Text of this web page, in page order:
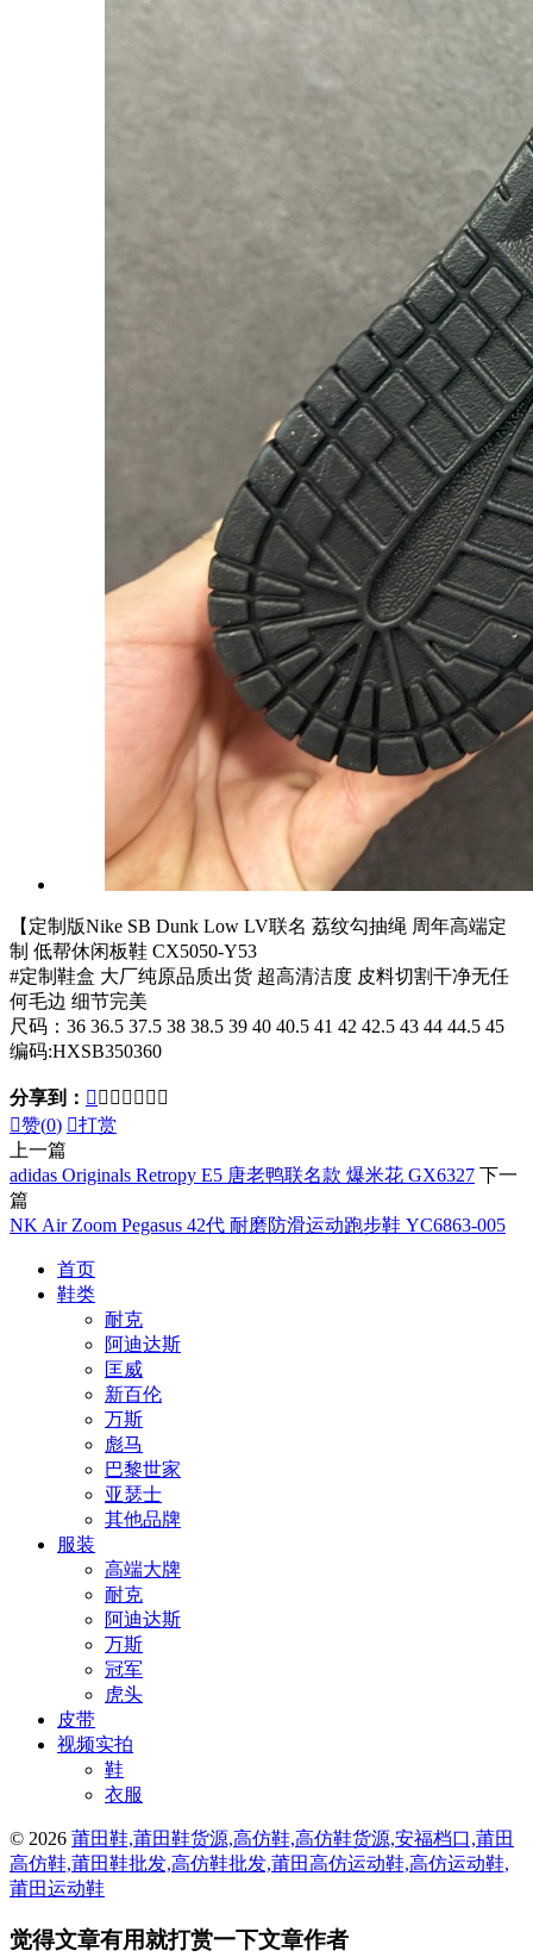
【定制版Nike SB Dunk Low LV联名 荔纹勾抽绳 周年高端定
制 低帮休闲板鞋 CX5050-Y53
#定制鞋盒 大厂纯原品质出货 超高清洁度 皮料切割干净无任
何毛边 细节完美
尺码：36 36.5 37.5 38 38.5 39 40 40.5 41 42 42.5 43 44 44.5 45
编码:HXSB350360
分享到：       
赞(0) 打赏
上一篇
adidas Originals Retropy E5 唐老鸭联名款 爆米花 GX6327 下一
篇
NK Air Zoom Pegasus 42代 耐磨防滑运动跑步鞋 YC6863-005
首页
鞋类
耐克
阿迪达斯
匡威
新百伦
万斯
彪马
巴黎世家
亚瑟士
其他品牌
服装
高端大牌
耐克
阿迪达斯
万斯
冠军
虎头
皮带
视频实拍
鞋
衣服
© 2026 莆田鞋,莆田鞋货源,高仿鞋,高仿鞋货源,安福档口,莆田
高仿鞋,莆田鞋批发,高仿鞋批发,莆田高仿运动鞋,高仿运动鞋,
莆田运动鞋
觉得文章有用就打赏一下文章作者